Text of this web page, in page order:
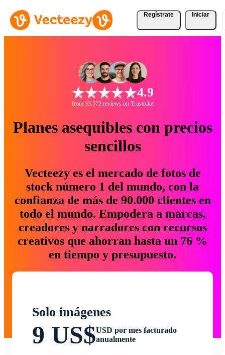
Regístrate Iniciar
4.9
from 33.572 reviews on Trustpilot
Planes asequibles con precios
sencillos
Vecteezy es el mercado de fotos de
stock número 1 del mundo, con la
confianza de más de 90.000 clientes en
todo el mundo. Empodera a marcas,
creadores y narradores con recursos
creativos que ahorran hasta un 76 %
en tiempo y presupuesto.
Solo imágenes
9 US$USD por mes facturado
anualmente